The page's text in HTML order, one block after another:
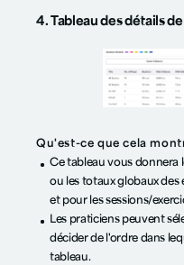
4. Tableau des détails de
Qu'est-ce que cela
Ce tableau vous donnera
ou les totaux globaux des
et pour les sessions/
Les praticiens peuvent
décider de l'ordre dans
tableau.